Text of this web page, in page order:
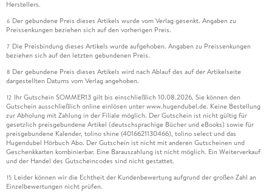
Herstellers.
6 Der gebundene Preis dieses Artikels wurde vom Verlag gesenkt. Angaben zu
Preissenkungen beziehen sich auf den vorherigen Preis.
7 Die Preisbindung dieses Artikels wurde aufgehoben. Angaben zu Preissenkungen
beziehen sich auf den letzten gebundenen Preis.
8 Der gebundene Preis dieses Artikels wird nach Ablauf des auf der Artikelseite
dargestellten Datums vom Verlag angehoben.
12 Ihr Gutschein SOMMER13 gilt bis einschließlich 10.08.2026. Sie können den
Gutschein ausschließlich online einlösen unter www.hugendubel.de. Keine Bestellung
zur Abholung mit Zahlung in der Filiale möglich. Der Gutschein ist nicht gültig für
gesetzlich preisgebundene Artikel (deutschsprachige Bücher und eBooks) sowie für
preisgebundene Kalender, tolino shine (4016621130466), tolino select und das
Hugendubel Hörbuch Abo. Der Gutschein ist nicht mit anderen Gutscheinen und
Geschenkkarten kombinierbar. Eine Barauszahlung ist nicht möglich. Ein Weiterverkauf
und der Handel des Gutscheincodes sind nicht gestattet.
15 Leider können wir die Echtheit der Kundenbewertung aufgrund der großen Zahl an
Einzelbewertungen nicht prüfen.